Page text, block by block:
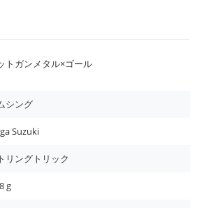
トガンメタル×ゴール
シング
Suzuki
リングトリック
g